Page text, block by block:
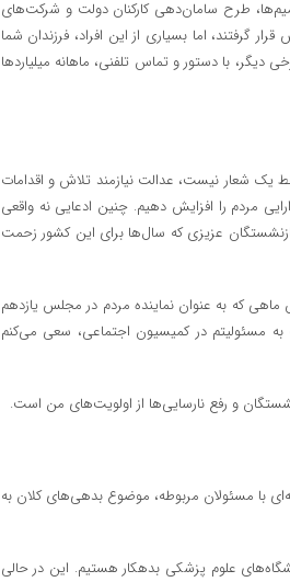
طرح سامان‌دهی کارکنان دولت و شرکت‌های
اما بسیاری از این افراد، فرزندان شما
با دستور و تماس تلفنی، ماهانه میلیاردها
فقط یک شعار نیست، عدالت نیازمند تلاش و اقدامات
مردم را افزایش دهیم. چنین ادعایی نه واقعی
عزیزی که سال‌ها برای این کشور زحمت
که به عنوان نماینده مردم در مجلس یازدهم
مسئولیتم در کمیسیون اجتماعی، سعی می‌کنم
و رفع نارسایی‌ها از اولویت‌های من است.
با مسئولان مربوطه، موضوع بدهی‌های کلان به
میلیارد تومان به دانشگاه‌های علوم پزشکی بدهکار هستیم. این در حالی